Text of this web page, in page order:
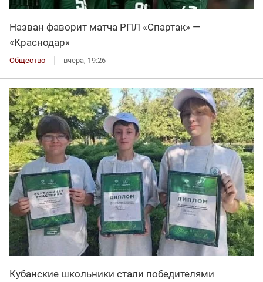
Назван фаворит матча РПЛ «Спартак» —
«Краснодар»
Общество вчера, 19:26
Кубанские школьники стали победителями